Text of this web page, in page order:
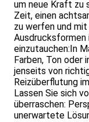
um neue Kraft zu
Zeit, einen
zu werfen und
einzutauchen:In
Farben, Ton oder
jenseits von
Reizüberflutung
Lassen Sie sich
überraschen:
unerwartete